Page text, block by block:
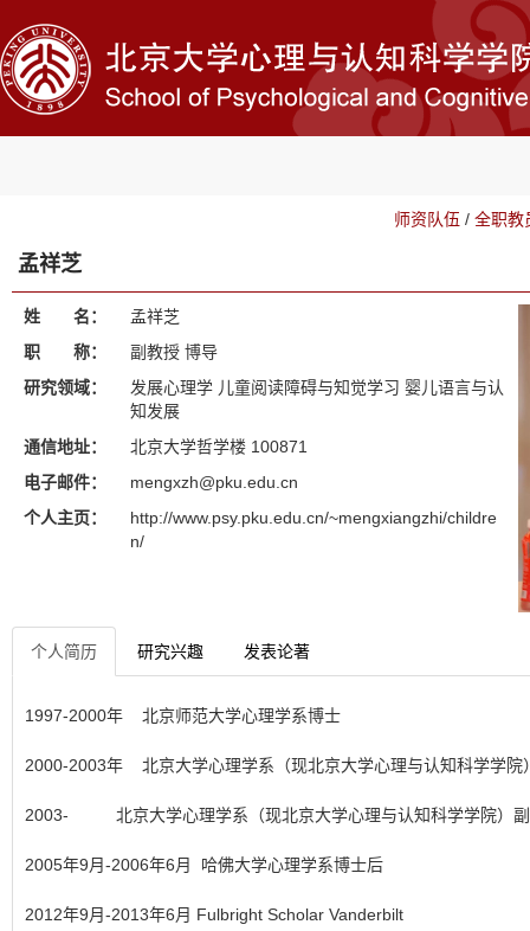
师资队伍 / 全职教
孟祥芝
姓 名：
孟祥芝
职 称：
副教授 博导
研究领域：
发展心理学 儿童阅读障碍与知觉学习 婴儿语言与认
知发展
通信地址：
北京大学哲学楼 100871
电子邮件：
mengxzh@pku.edu.cn
个人主页：
http://www.psy.pku.edu.cn/~mengxiangzhi/childre
n/
个人简历 研究兴趣 发表论著
1997-2000年 北京师范大学心理学系博士
2000-2003年 北京大学心理学系（现北京大学心理与认知科学学院
2003- 北京大学心理学系（现北京大学心理与认知科学学院）
2005年9月-2006年6月 哈佛大学心理学系博士后
2012年9月-2013年6月 Fulbright Scholar Vanderbilt